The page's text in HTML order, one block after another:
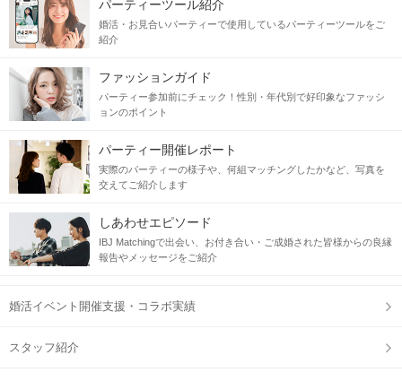
パーティーツール紹介
婚活・お見合いパーティーで使用しているパーティーツールをご
紹介
ファッションガイド
パーティー参加前にチェック！性別・年代別で好印象なファッシ
ョンのポイント
パーティー開催レポート
実際のパーティーの様子や、何組マッチングしたかなど、写真を
交えてご紹介します
しあわせエピソード
IBJ Matchingで出会い、お付き合い・ご成婚された皆様からの良縁
報告やメッセージをご紹介
婚活イベント開催支援・コラボ実績
スタッフ紹介